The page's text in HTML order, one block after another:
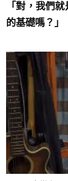
「對，我們
的基礎嗎？」